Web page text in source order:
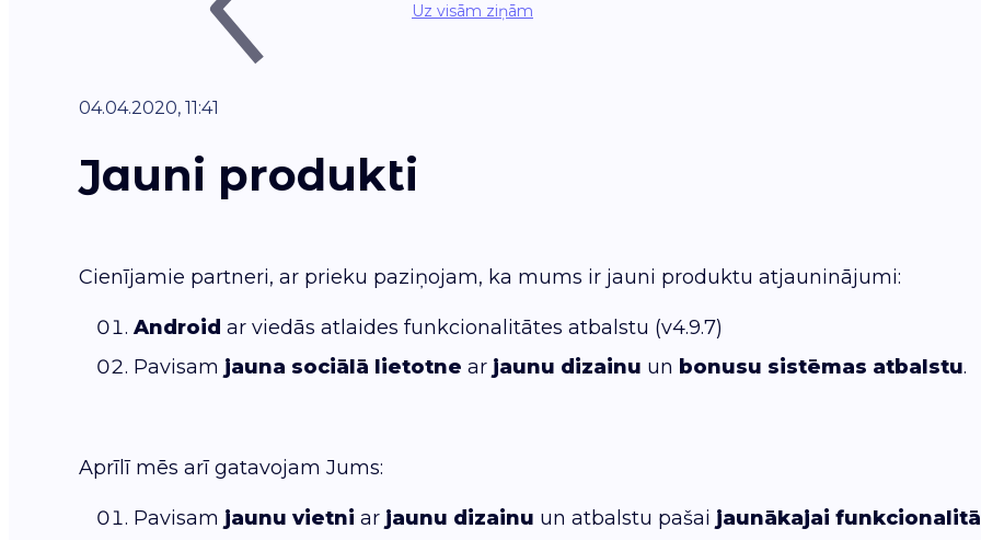
Uz visām ziņām
04.04.2020, 11:41
Jauni produkti
Cienījamie partneri, ar prieku paziņojam, ka mums ir jauni produktu atjauninājumi:
Android ar viedās atlaides funkcionalitātes atbalstu (v4.9.7)
Pavisam jauna sociālā lietotne ar jaunu dizainu un bonusu sistēmas atbalstu.
Aprīlī mēs arī gatavojam Jums:
Pavisam jaunu vietni ar jaunu dizainu un atbalstu pašai jaunākajai